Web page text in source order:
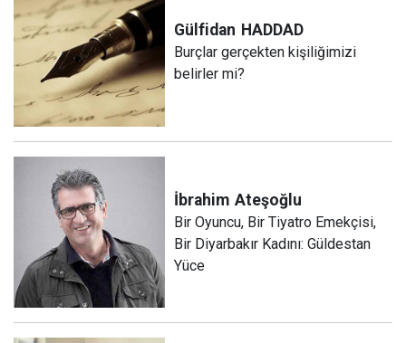
Gülfidan HADDAD
Burçlar gerçekten kişiliğimizi
belirler mi?
İbrahim Ateşoğlu
Bir Oyuncu, Bir Tiyatro Emekçisi,
Bir Diyarbakır Kadını: Güldestan
Yüce